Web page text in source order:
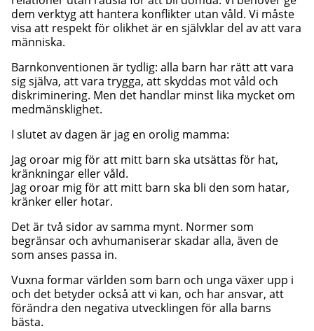
dem verktyg att hantera konflikter utan våld. Vi måste
visa att respekt för olikhet är en självklar del av att vara
människa.
Barnkonventionen är tydlig: alla barn har rätt att vara
sig själva, att vara trygga, att skyddas mot våld och
diskriminering. Men det handlar minst lika mycket om
medmänsklighet.
I slutet av dagen är jag en orolig mamma:
Jag oroar mig för att mitt barn ska utsättas för hat,
kränkningar eller våld.
Jag oroar mig för att mitt barn ska bli den som hatar,
kränker eller hotar.
Det är två sidor av samma mynt. Normer som
begränsar och avhumaniserar skadar alla, även de
som anses passa in.
Vuxna formar världen som barn och unga växer upp i
och det betyder också att vi kan, och har ansvar, att
förändra den negativa utvecklingen för alla barns
bästa.